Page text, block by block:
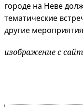
городе на Неве
тематические
другие
изображение с